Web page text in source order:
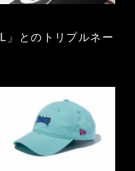
とのトリプルネー